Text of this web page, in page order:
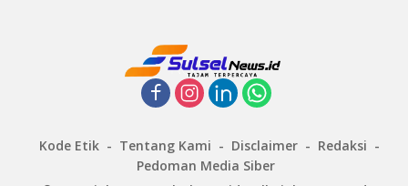
Kode Etik Tentang Kami Disclaimer
Redaksi
Pedoman Media Siber